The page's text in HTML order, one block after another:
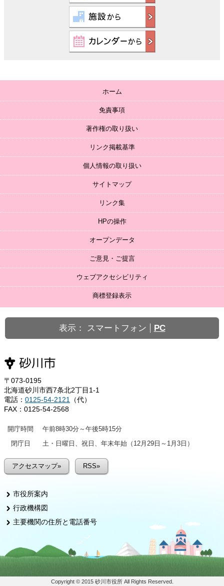
ホーム
免責事項
著作権の取り扱い
リンク掲載基準
個人情報の取り扱い
サイトマップ
リンク集
HPの操作
オープンデータ
ご意見・ご提言
ウェブアクセシビリティ
商標登録表示
表示： スマートフォン PC
〒073-0195
北海道砂川市西7条北2丁目1-1
電話： 0125-54-2121 （代）
FAX：0125-54-2568
開庁時間
午前8時30分～午後5時15分
閉庁日
土・日曜日、祝日、年末年始（12月29日～1月3日）
アクセスマップ» RSS»
市役所案内
行政機構図
主要機関の住所と電話番号
Copyright © 2015 砂川市役所 All Rights Reserved.